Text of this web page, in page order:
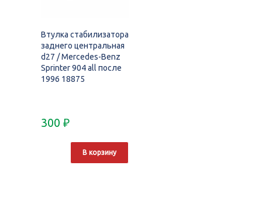
Втулка стабилизатора
заднего центральная
d27 / Mercedes-Benz
Sprinter 904 all после
1996 18875
300 ₽
В корзину